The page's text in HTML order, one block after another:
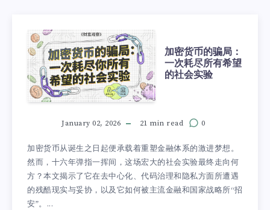
加密货币的骗局：
一次耗尽所有希望
的社会实验
January 02, 2026 21 min read 0
加密货币从诞生之日起便承载着重塑金融体系的激进梦想。
然而，十六年弹指一挥间，这场宏大的社会实验最终走向何
方？本文揭示了它在去中心化、代码治理和隐私方面所遭遇
的残酷现实与妥协，以及它如何被主流金融和国家战略所“招
安”。...